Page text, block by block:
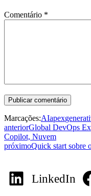
Comentário *
Marcações:AIapex
anteriorGlobal DevOps
Copilot, Nuvem
próximoQuick start sobre
LinkedIn